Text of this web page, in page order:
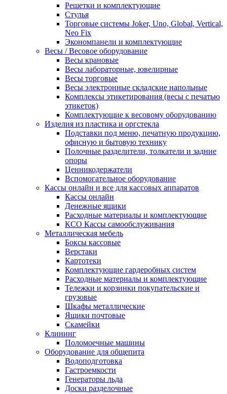
Решетки и комплектующие
Стулья
Торговые системы Joker, Uno, Global, Vertical,
Neo Fix
Экономпанели и комплектующие
Весы / Весовое оборудование
Весы крановые
Весы лабораторные, ювелирные
Весы торговые
Весы электронные складские напольные
Комплексы этикетирования (весы с печатью
этикеток)
Комплектующие к весовому оборудованию
Изделия из пластика и оргстекла
Подставки под меню, печатную продукцию,
офисную и бытовую технику
Полочные разделители, толкатели и задние
опоры
Ценникодержатели
Вспомогательное оборудование
Кассы онлайн и все для кассовых аппаратов
Кассы онлайн
Денежные ящики
Расходные материалы и комплектующие
КСО Кассы самообслуживания
Металлическая мебель
Боксы кассовые
Верстаки
Картотеки
Комплектующие гардеробных систем
Расходные материалы и комплектующие
Тележки и корзинки покупательские и
грузовые
Шкафы металлические
Ящики почтовые
Скамейки
Клининг
Поломоечные машины
Оборудование для общепита
Водоподготовка
Гастроемкости
Генераторы льда
Доски разделочные